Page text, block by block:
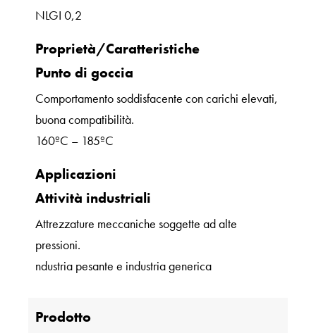
NLGI 0,2
Proprietà/Caratteristiche
Punto di goccia
Comportamento soddisfacente con carichi elevati,
buona compatibilità.
160ºC – 185ºC
Applicazioni
Attività industriali
Attrezzature meccaniche soggette ad alte
pressioni.
ndustria pesante e industria generica
Prodotto